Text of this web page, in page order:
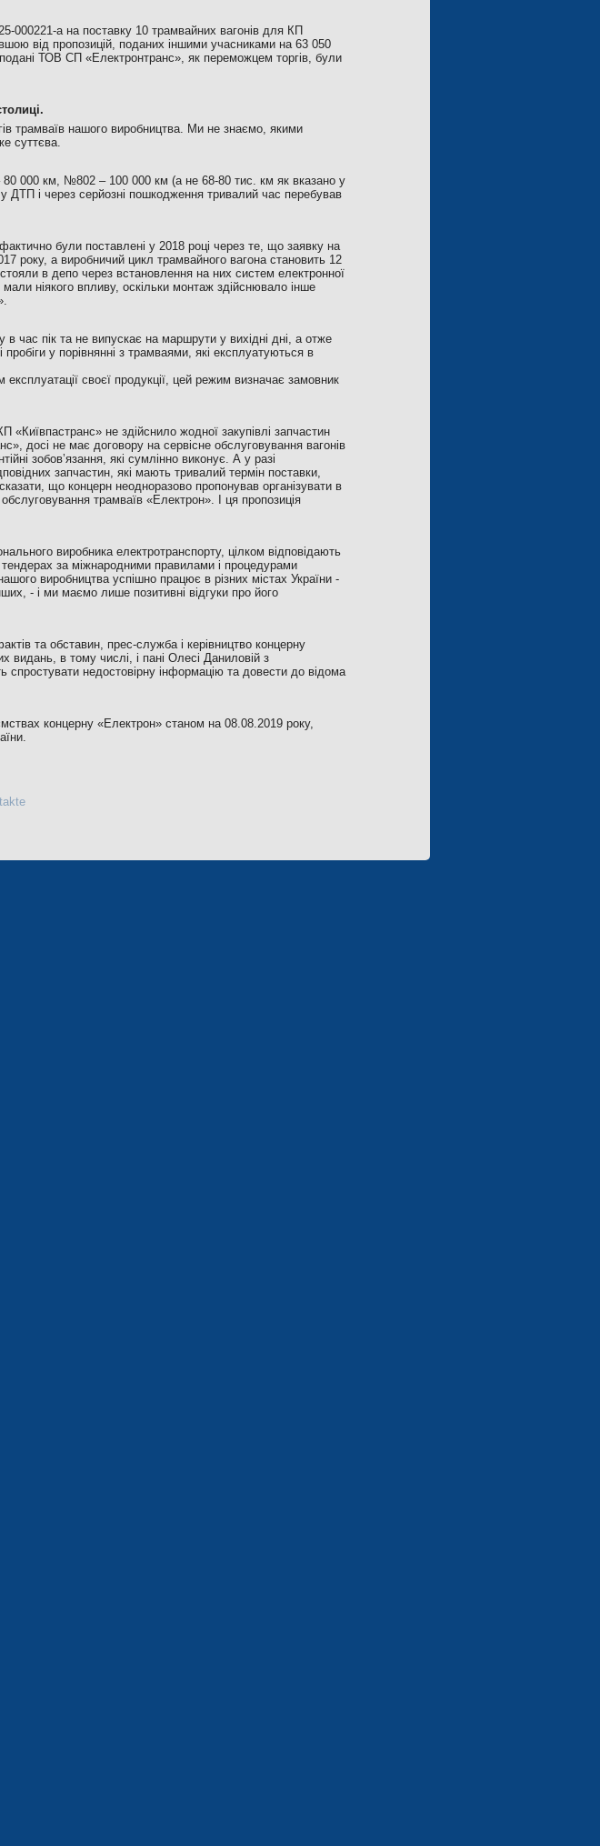
000221-a на поставку 10 трамвайних вагонів для КП
від пропозицій, поданих іншими учасниками на 63 050
ТОВ СП «Електронтранс», як переможцем торгів, були
трамваїв нашого виробництва. Ми не знаємо, якими
суттєва.
000 км, №802 – 100 000 км (а не 68-80 тис. км як вказано у
ДТП і через серйозні пошкодження тривалий час перебував
були поставлені у 2018 році через те, що заявку на
року, а виробничий цикл трамвайного вагона становить 12
в депо через встановлення на них систем електронної
ніякого впливу, оскільки монтаж здійснювало інше
час пік та не випускає на маршрути у вихідні дні, а отже
у порівнянні з трамваями, які експлуатуються в
своєї продукції, цей режим визначає замовник
не здійснило жодної закупівлі запчастин
досі не має договору на сервісне обслуговування вагонів
зобов’язання, які сумлінно виконує. А у разі
запчастин, які мають тривалий термін поставки,
що концерн неодноразово пропонував організувати в
трамваїв «Електрон». І ця пропозиція
виробника електротранспорту, цілком відповідають
за міжнародними правилами і процедурами
виробництва успішно працює в різних містах України -
- і ми маємо лише позитивні відгуки про його
та обставин, прес-служба і керівництво концерну
видань, в тому числі, і пані Олесі Даниловій з
недостовірну інформацію та довести до відома
концерну «Електрон» станом на 08.08.2019 року,